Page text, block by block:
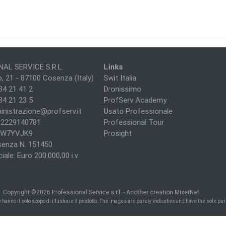
SERVICE S.R.L.
21 - 87100 Cosenza (Italy)
21 41 2
21 23 5
N. 151450
Euro 200.000,00 i.v.
Links
Swit Italia
Dronissimo
ProfServ Academy
Usato Professionale
Professional Tour
Prosight
Copyright ©2026 Professional Service s.r.l. - Another creation MixerNet
il solo scopo di illustrare il prodotto. The images are purely indicative and have the sole